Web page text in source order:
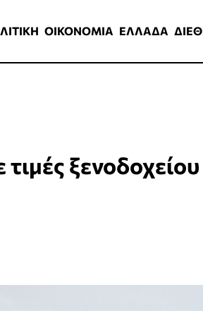
ΟΙΚΟΝΟΜΙΑ ΕΛΛΑΔΑ
ξενοδοχείου